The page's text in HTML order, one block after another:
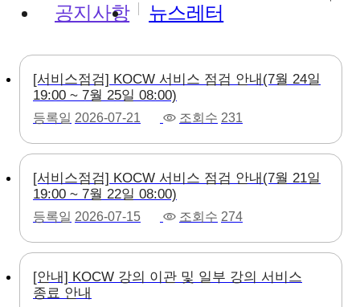
공지사항 뉴스레터
[서비스점검] KOCW 서비스 점검 안내(7월 24일
19:00 ~ 7월 25일 08:00)
등록일 2026-07-21 조회수 231
[서비스점검] KOCW 서비스 점검 안내(7월 21일
19:00 ~ 7월 22일 08:00)
등록일 2026-07-15 조회수 274
[안내] KOCW 강의 이관 및 일부 강의 서비스
종료 안내